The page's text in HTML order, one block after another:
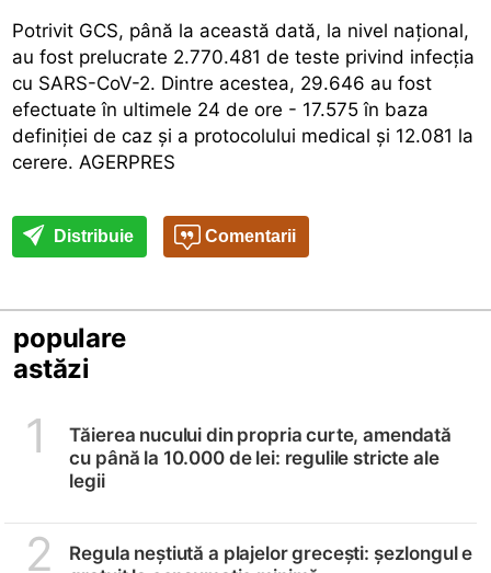
Potrivit GCS, până la această dată, la nivel naţional,
au fost prelucrate 2.770.481 de teste privind infecţia
cu SARS-CoV-2. Dintre acestea, 29.646 au fost
efectuate în ultimele 24 de ore - 17.575 în baza
definiţiei de caz şi a protocolului medical şi 12.081 la
cerere. AGERPRES
Distribuie Comentarii
populare
astăzi
1
Tăierea nucului din propria curte, amendată
cu până la 10.000 de lei: regulile stricte ale
legii
2
Regula neștiută a plajelor grecești: șezlongul e